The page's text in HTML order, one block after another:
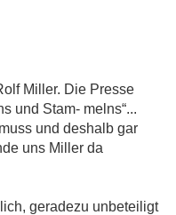
Miller. Die Presse
und Stam- melns“...
und deshalb gar
uns Miller da
geradezu unbeteiligt